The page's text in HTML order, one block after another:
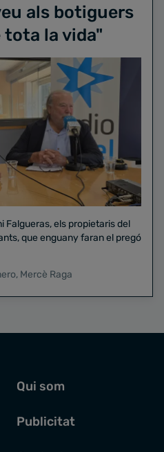
als botiguers
la vida"
Falgueras, els propietaris del
, Mercè Raga
Qui som
Publicitat